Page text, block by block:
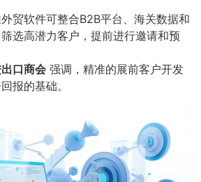
外贸软件可整合B2B平台、海关数据和
选高潜力客户，提前进行邀请和预
口商会 强调，精准的展前客户开发
报的基础。